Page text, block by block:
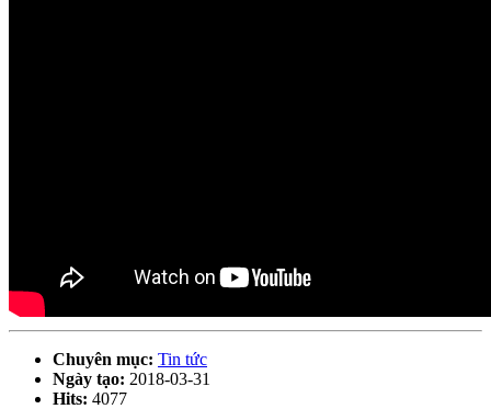
Chuyên mục: Tin tức
Ngày tạo: 2018-03-31
Hits: 4077